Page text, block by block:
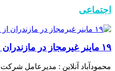
اجتماعی
۱۹ ماینر غیرمجاز در مازندران از مدار خارج شد
محمودآباد آنلاین : مدیرعامل شرکت